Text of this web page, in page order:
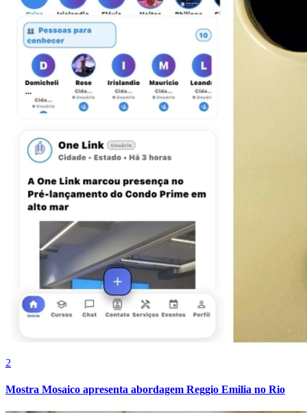
Internacional
2
Mostra Mosaico apresenta abordagem Reggio Emilia no Rio